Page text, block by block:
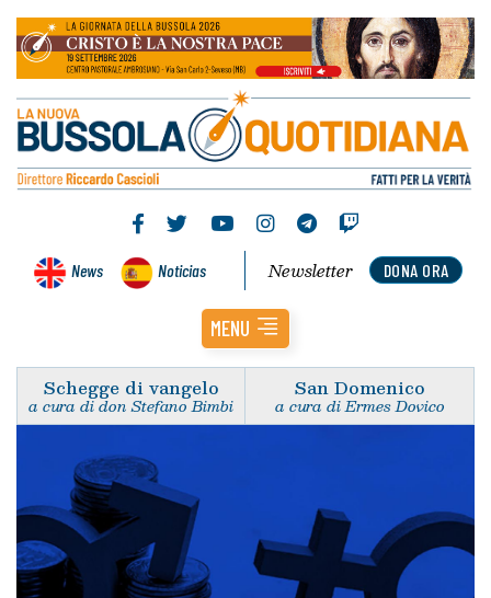
News Noticias DONA ORA
Newsletter
MENU
Schegge di vangelo
a cura di don Stefano Bimbi
San Domenico
a cura di Ermes Dovico